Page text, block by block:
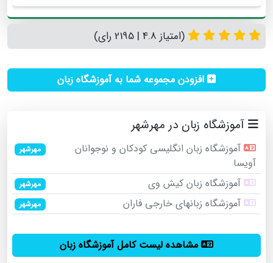
(امتیاز 4.8 | 2195 رای)
افزودن مجموعه شما به آموزشگاه زبان
آموزشگاه زبان در مهرشهر
آموزشگاه زبان انگلیسی کودکان و نوجوانان
آویسا
مهرشهر
آموزشگاه زبان کیش وی مهرشهر
آموزشگاه زبانهای خارجی فاران مهرشهر
مشاهده لیست کامل آموزشگاه زبان